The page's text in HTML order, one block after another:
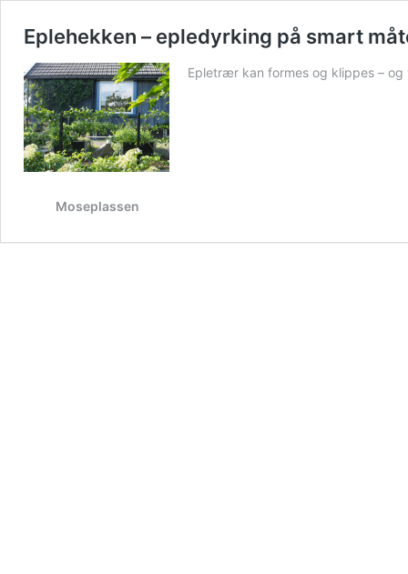
Eplehekken – epledyrking på smart
Epletrær kan formes og klippes –
Moseplassen